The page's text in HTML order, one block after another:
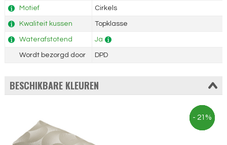
Motief Cirkels
Kwaliteit kussen Topklasse
Waterafstotend Ja
Wordt bezorgd door DPD
BESCHIKBARE KLEUREN
- 21%
- 21%
- 21%
- 21%